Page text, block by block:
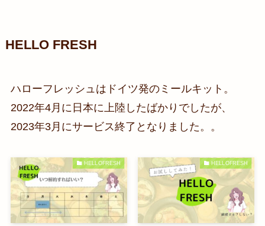
HELLO FRESH
ハローフレッシュはドイツ発のミールキット。
2022年4月に日本に上陸したばかりでしたが、
2023年3月にサービス終了となりました。。
HELLOFRESH HELLOFRESH